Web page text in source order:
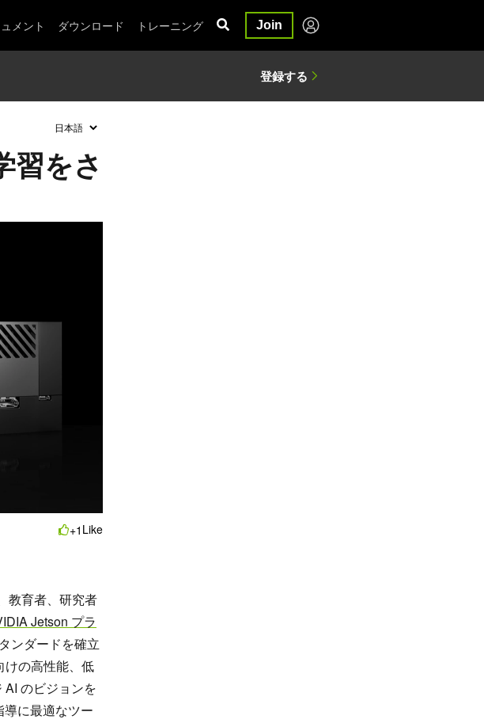
メント ダウンロード トレーニング Join
習をさ
+1 Like
教育者、研究者
Jetson プラ
ンダードを確立
けの高性能、低
のビジョンを
に最適なツー